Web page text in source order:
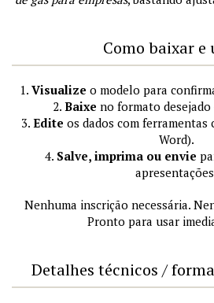
Como baixar e
1. Visualize o modelo para
2. Baixe no formato
3. Edite os dados com
Word).
4. Salve, imprima ou envie
Nenhuma inscrição necessária.
Pronto para usar
Detalhes técnicos /